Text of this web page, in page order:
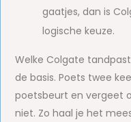
gaatjes, dan is
logische keuze.
Welke Colgate
de basis. Poets twee
poetsbeurt en vergeet
niet. Zo haal je het